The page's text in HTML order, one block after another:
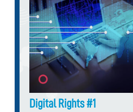
Digital Rights #1